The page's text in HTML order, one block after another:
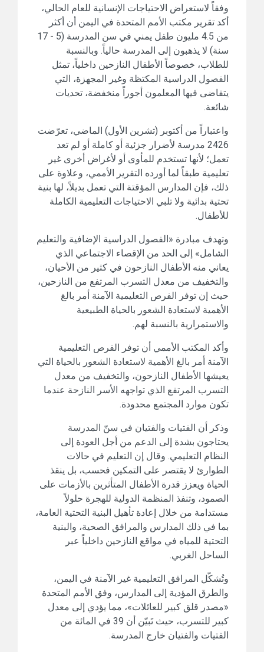
وفقاً لاستعراض الاحتياجات الإنسانية للعام الحالي،
أكد تقرير مكتب الأمم المتحدة في اليمن أن أكثر
من 4.5 مليون طفل يمني في سن المدرسة (5 - 17
سنة) لا يذهبون إلى المدرسة حالياً. وبالنسبة
للطلاب، خصوصاً الأطفال النازحين داخلياً، تمثل
الفصول الدراسية المكتظة وغير المجهزة، التي
يتقاضى فيها المعلمون أجوراً منخفضة، تحديات
شائعة.
واعتباراً من أكتوبر (تشرين الأول) الماضي، تعرّضت
2426 مدرسة لأضرار جزئية أو كاملة أو لم تعد
تعمل؛ لأنها تستخدم للمأوى أو لأغراض أخرى غير
تعليمية طبقاً لما أورده التقرير الأممي، وعلاوة على
ذلك، فإن المدارس المؤقتة التي تعمل بديلاً، لها بنية
تحتية بدائية ولا تلبي الاحتياجات التعليمية الكاملة
للأطفال.
وتهدف مبادرة «الفصول الدراسية الإضافية والتعليم
الشامل» إلى الحد من الإقصاء الاجتماعي الذي
يعاني منه الأطفال النازحون في كثير من الأحيان،
والتخفيف من معدل التسرب المرتفع من النازحين،
حيث إن توفر الفرص التعليمية الآمنة أمر بالغ
الأهمية لاستعادة الشعور بالحياة الطبيعية
والاستمرارية بالنسبة لهم.
وأكد المكتب الأممي أن توفر الفرص التعليمية
الآمنة أمر بالغ الأهمية لاستعادة الشعور بالحياة التي
يعيشها الأطفال النازحون، والتخفيف من معدل
التسرب المرتفع الذي تواجهه الأسر النازحة عندما
تكون موارد المجتمع محدودة.
وذكر أن الفتيات والفتيان في سنّ المدرسة
يحتاجون بشدة إلى الدعم من أجل العودة إلى
النظام التعليمي. وقال إن التعليم في حالات
الطوارئ لا يقتصر على التمكين فحسب، بل ينقذ
الحياة ويعزز قدرة الأطفال المتأثرين بالأزمات على
الصمود، وتنفذ المنظمة الدولية للهجرة حلولاً
مستدامة من خلال إعادة تأهيل البنية التحتية العامة،
بما في ذلك المدارس والمرافق الصحية، والبنية
التحتية للمياه في مواقع النازحين داخلياً عبر
الساحل الغربي.
وتُشكّل المرافق التعليمية غير الآمنة في اليمن،
والطرق المؤدية إلى المدارس، وفق الأمم المتحدة
«مصدر قلق كبير للعائلات»، مما يؤدي إلى معدل
كبير للتسرب، حيث تَبيّن أن 39 في المائة من
الفتيات والفتيان خارج المدرسة.